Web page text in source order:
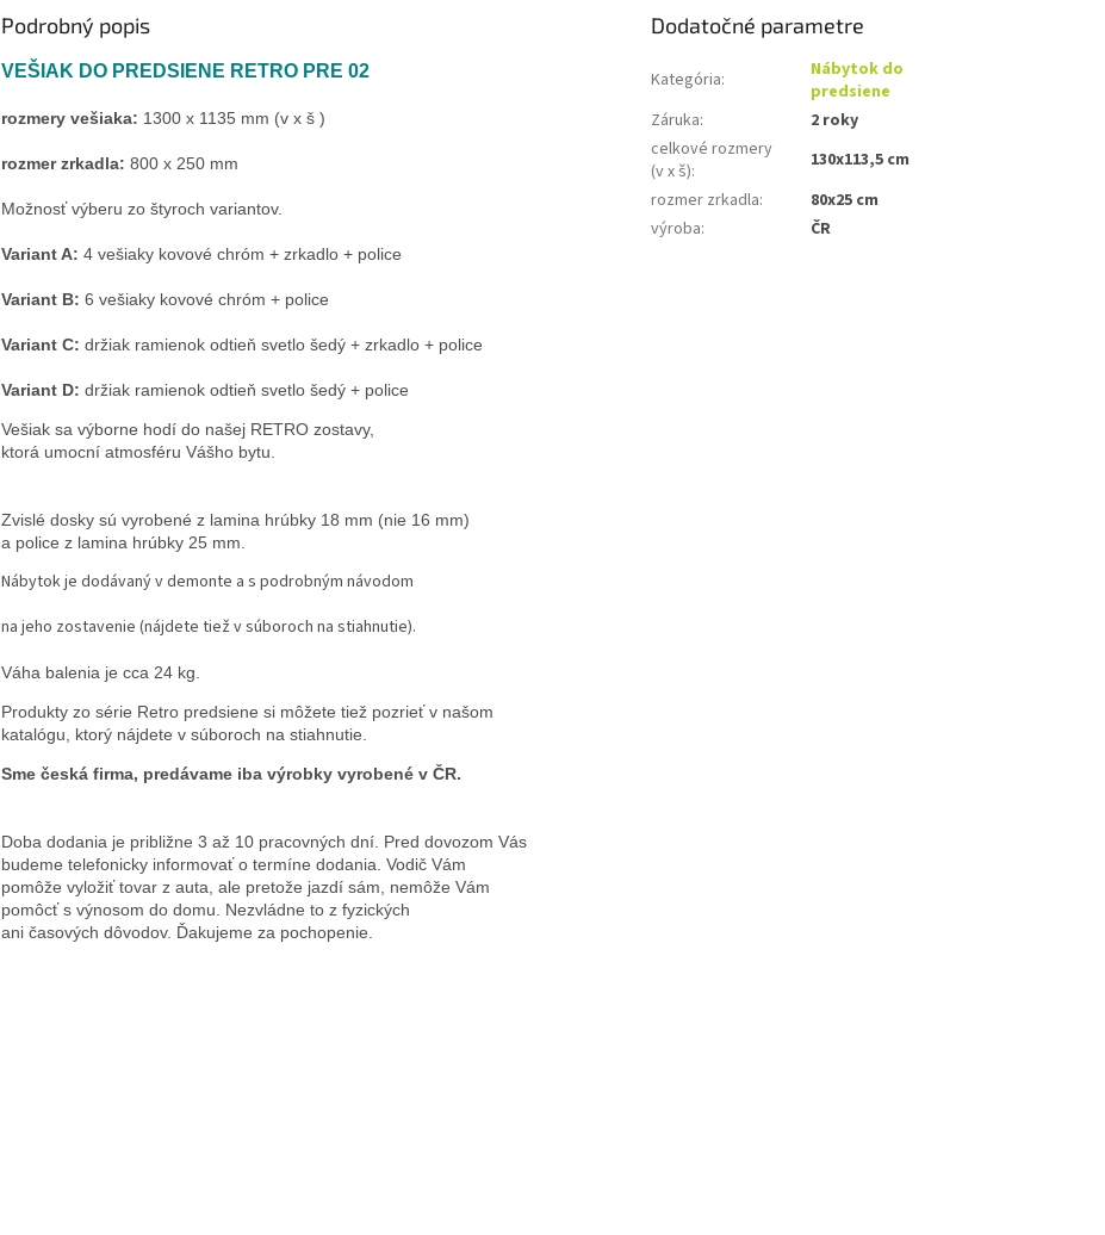
Podrobný popis
VEŠIAK DO PREDSIENE RETRO PRE 02
rozmery vešiaka: 1300 x 1135 mm (v x š )
rozmer zrkadla: 800 x 250 mm
Možnosť výberu zo štyroch variantov.
Variant A: 4 vešiaky kovové chróm + zrkadlo + police
Variant B: 6 vešiaky kovové chróm + police
Variant C: držiak ramienok odtieň svetlo šedý + zrkadlo + police
Variant D: držiak ramienok odtieň svetlo šedý + police
Vešiak sa výborne hodí do našej RETRO zostavy,
ktorá umocní atmosféru Vášho bytu.
Zvislé dosky sú vyrobené z lamina hrúbky 18 mm (nie 16 mm)
a police z lamina hrúbky 25 mm.
Nábytok je dodávaný v demonte a s podrobným návodom
na jeho zostavenie (nájdete tiež v súboroch na stiahnutie).
Váha balenia je cca 24 kg.
Produkty zo série Retro predsiene si môžete tiež pozrieť v našom
katalógu, ktorý nájdete v súboroch na stiahnutie.
Sme česká firma, predávame iba výrobky vyrobené v ČR.
Doba dodania je približne 3 až 10 pracovných dní. Pred dovozom Vás
budeme telefonicky informovať o termíne dodania. Vodič Vám
pomôže vyložiť tovar z auta, ale pretože jazdí sám, nemôže Vám
pomôcť s výnosom do domu. Nezvládne to z fyzických
ani časových dôvodov. Ďakujeme za pochopenie.
Dodatočné parametre
Kategória:
Nábytok do
predsiene
Záruka:
2 roky
celkové rozmery
(v x š):
130x113,5 cm
rozmer zrkadla:
80x25 cm
výroba: ČR